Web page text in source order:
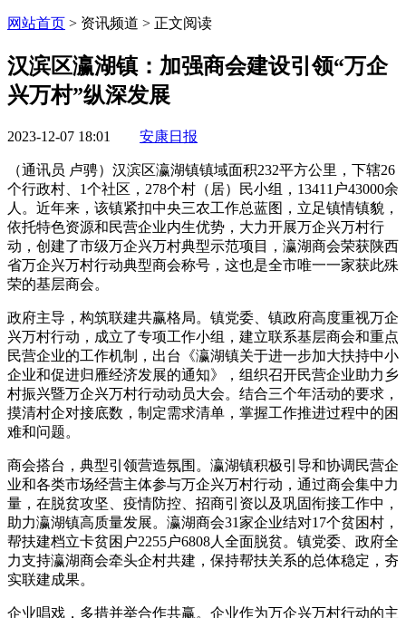
网站首页 > 资讯频道 > 正文阅读
汉滨区瀛湖镇：加强商会建设引领“万企
兴万村”纵深发展
2023-12-07 18:01 安康日报
（通讯员 卢骋）汉滨区瀛湖镇镇域面积232平方公里，下辖26
个行政村、1个社区，278个村（居）民小组，13411户43000余
人。近年来，该镇紧扣中央三农工作总蓝图，立足镇情镇貌，
依托特色资源和民营企业内生优势，大力开展万企兴万村行
动，创建了市级万企兴万村典型示范项目，瀛湖商会荣获陕西
省万企兴万村行动典型商会称号，这也是全市唯一一家获此殊
荣的基层商会。
政府主导，构筑联建共赢格局。镇党委、镇政府高度重视万企
兴万村行动，成立了专项工作小组，建立联系基层商会和重点
民营企业的工作机制，出台《瀛湖镇关于进一步加大扶持中小
企业和促进归雁经济发展的通知》，组织召开民营企业助力乡
村振兴暨万企兴万村行动动员大会。结合三个年活动的要求，
摸清村企对接底数，制定需求清单，掌握工作推进过程中的困
难和问题。
商会搭台，典型引领营造氛围。瀛湖镇积极引导和协调民营企
业和各类市场经营主体参与万企兴万村行动，通过商会集中力
量，在脱贫攻坚、疫情防控、招商引资以及巩固衔接工作中，
助力瀛湖镇高质量发展。瀛湖商会31家企业结对17个贫困村，
帮扶建档立卡贫困户2255户6808人全面脱贫。镇党委、政府全
力支持瀛湖商会牵头企村共建，保持帮扶关系的总体稳定，夯
实联建成果。
企业唱戏，多措并举合作共赢。企业作为万企兴万村行动的主